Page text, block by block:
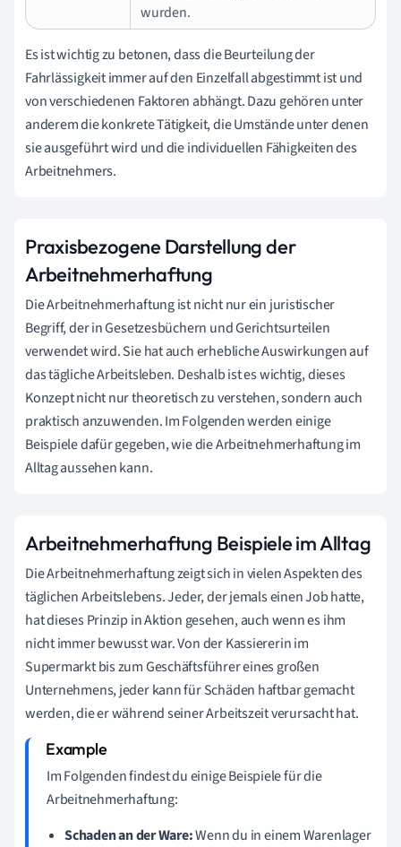
wurden.
Es ist wichtig zu betonen, dass die Beurteilung der
Fahrlässigkeit immer auf den Einzelfall abgestimmt ist und
von verschiedenen Faktoren abhängt. Dazu gehören unter
anderem die konkrete Tätigkeit, die Umstände unter denen
sie ausgeführt wird und die individuellen Fähigkeiten des
Arbeitnehmers.
Praxisbezogene Darstellung der
Arbeitnehmerhaftung
Die Arbeitnehmerhaftung ist nicht nur ein juristischer
Begriff, der in Gesetzesbüchern und Gerichtsurteilen
verwendet wird. Sie hat auch erhebliche Auswirkungen auf
das tägliche Arbeitsleben. Deshalb ist es wichtig, dieses
Konzept nicht nur theoretisch zu verstehen, sondern auch
praktisch anzuwenden. Im Folgenden werden einige
Beispiele dafür gegeben, wie die Arbeitnehmerhaftung im
Alltag aussehen kann.
Arbeitnehmerhaftung Beispiele im Alltag
Die Arbeitnehmerhaftung zeigt sich in vielen Aspekten des
täglichen Arbeitslebens. Jeder, der jemals einen Job hatte,
hat dieses Prinzip in Aktion gesehen, auch wenn es ihm
nicht immer bewusst war. Von der Kassiererin im
Supermarkt bis zum Geschäftsführer eines großen
Unternehmens, jeder kann für Schäden haftbar gemacht
werden, die er während seiner Arbeitszeit verursacht hat.
Im Folgenden findest du einige Beispiele für die
Arbeitnehmerhaftung:
Schaden an der Ware:Wenn du in einem Warenlager